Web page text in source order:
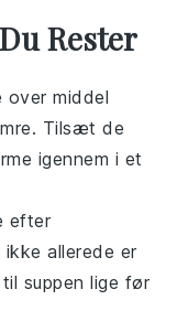
Rester
over middel
Tilsæt de
igennem i et
efter
allerede er
suppen lige før